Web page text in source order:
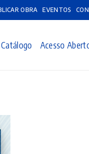
OBRA EVENTOS
Catálogo Acesso